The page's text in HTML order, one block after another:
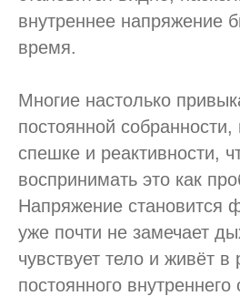
внутреннее напряжение
время.
Многие настолько
постоянной собранности,
спешке и реактивности,
воспринимать это как
Напряжение становится
уже почти не замечает
чувствует тело и живёт
постоянного